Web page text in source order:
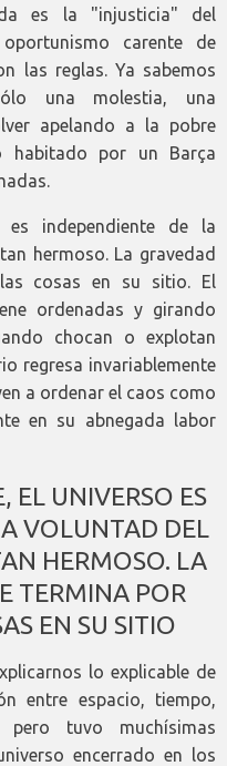
es la "injusticia" del
carente de
las reglas. Ya sabemos
una molestia, una
apelando a la pobre
habitado por un Barça
es independiente de la
hermoso. La gravedad
cosas en su sitio. El
ordenadas y girando
chocan o explotan
regresa invariablemente
a ordenar el caos como
en su abnegada labor
EL UNIVERSO ES
VOLUNTAD DEL
HERMOSO. LA
TERMINA POR
EN SU SITIO
lo explicable de
entre espacio, tiempo,
tuvo muchísimas
encerrado en los